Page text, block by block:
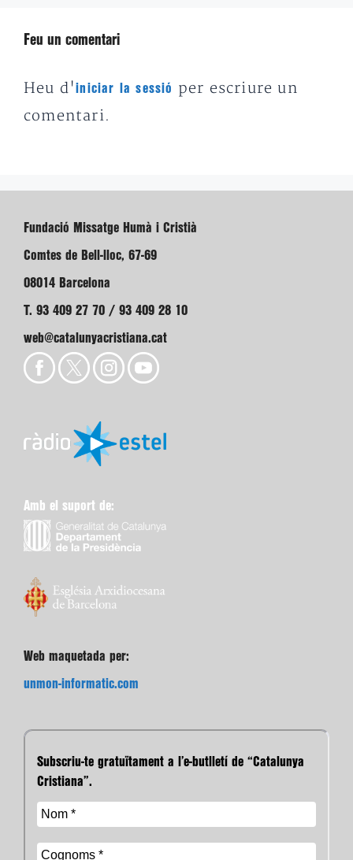
Feu un comentari
Heu d'iniciar la sessió
per escriure un
comentari.
Fundació Missatge Humà i Cristià
Comtes de Bell-lloc, 67-69
08014 Barcelona
T. 93 409 27 70 / 93 409 28 10
web@catalunyacristiana.cat
Amb el suport de:
Web maquetada per:
unmon-informatic.com
Subscriu-te gratuïtament a l’e-butlletí de “Catalunya
Cristiana”.